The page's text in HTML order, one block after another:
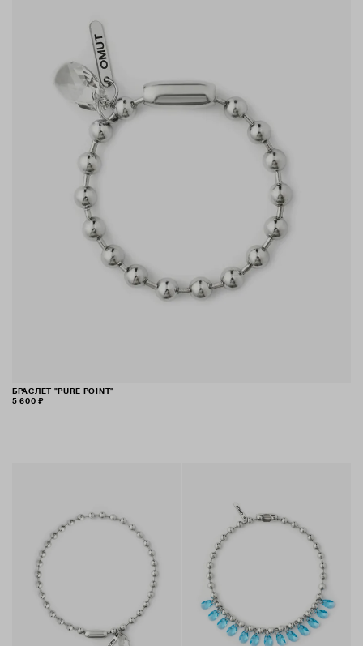
БРАСЛЕТ "PURE POINT"
5 600 ₽